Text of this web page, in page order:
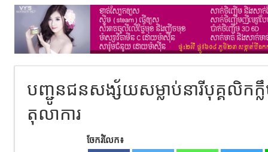
បញ្ជូនជនសង្ស័យសម្លាប់នារីបុគ្គលិកក្
តុលាការ
ចែករំលែក៖